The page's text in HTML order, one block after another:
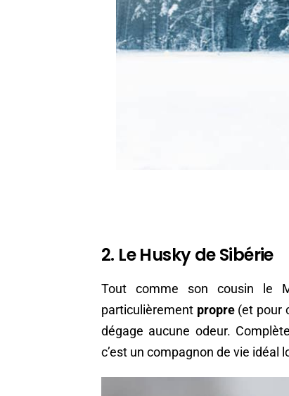
2. Le Husky de Sibérie
Tout comme son cousin le
particulièrement propre(et pour
dégage aucune odeur.
c’est un compagnon de vie idéal